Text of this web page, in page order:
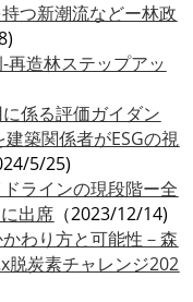
つ新潮流などー林政
再造林ステップアッ
係る評価ガイダン
築関係者がESGの視
5/25)
ラインの現段階ー全
出席 （2023/12/14)
わり方と可能性－森
脱炭素チャレンジ202